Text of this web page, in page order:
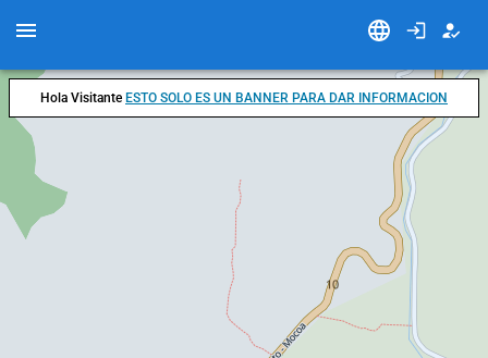
Hola Visitante ESTO SOLO ES UN BANNER PARA DAR INFORMACION